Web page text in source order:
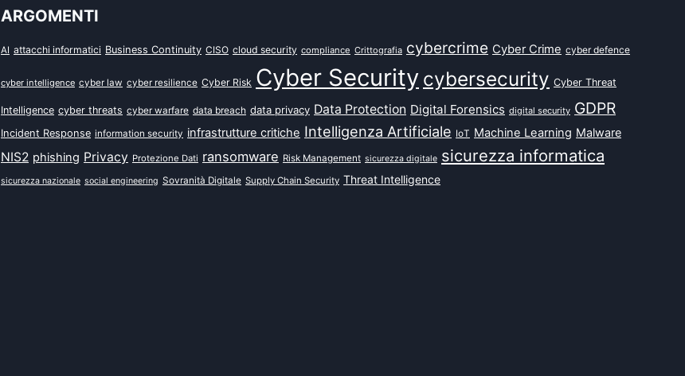
ARGOMENTI
AI attacchi informatici Business Continuity CISO cloud security compliance Crittografia cybercrime Cyber Crime cyber defence
cyber intelligence cyber law cyber resilience Cyber Risk Cyber Security cybersecurity Cyber Threat
Intelligence cyber threats cyber warfare data breach data privacy Data Protection Digital Forensics digital security GDPR
Incident Response information security infrastrutture critiche Intelligenza Artificiale IoT Machine Learning Malware
NIS2 phishing Privacy Protezione Dati ransomware Risk Management sicurezza digitale sicurezza informatica
sicurezza nazionale social engineering Sovranità Digitale Supply Chain Security Threat Intelligence